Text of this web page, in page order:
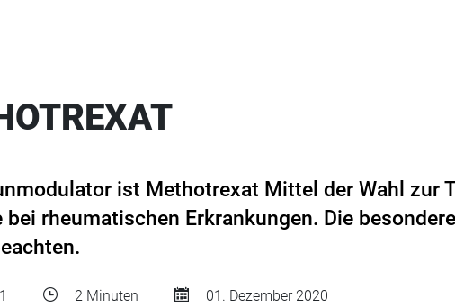
ist Methotrexat Mittel der Wahl zur
bei rheumatischen Erkrankungen. Die
2 Minuten 01. Dezember 2020